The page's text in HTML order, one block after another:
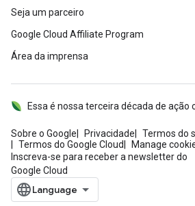
Seja um parceiro
Google Cloud Affiliate Program
Área da imprensa
Sobre o Google Privacidade
Termos do
Termos do Google Cloud
Manage
Essa é nossa terceira década de ação
Inscreva-se para receber a newsletter do
Google Cloud